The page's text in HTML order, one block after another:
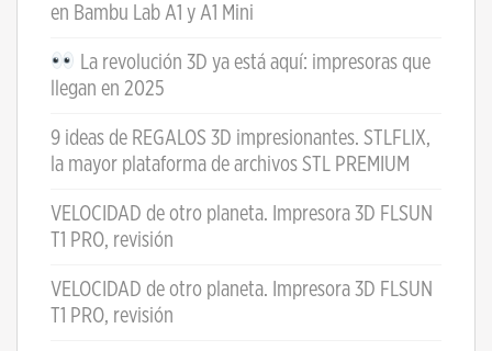
en Bambu Lab A1 y A1 Mini
La revolución 3D ya está aquí: impresoras que
llegan en 2025
9 ideas de REGALOS 3D impresionantes. STLFLIX,
la mayor plataforma de archivos STL PREMIUM
VELOCIDAD de otro planeta. Impresora 3D FLSUN
T1 PRO, revisión
VELOCIDAD de otro planeta. Impresora 3D FLSUN
T1 PRO, revisión